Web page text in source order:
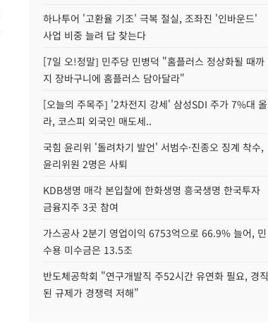
하나투어 '고환율 기조' 극복 절실, 조좌진 '인바운드'
사업 비중 늘려 답 찾는다
[7일 오!정말] 민주당 민병덕 "홈플러스 정상화될 때까
지 장바구니에 홈플러스 담아달라"
[오늘의 주목주] '2차전지 강세' 삼성SDI 주가 7%대 올
라, 코스피 외국인 매도세..
국힘 윤리위 '돌려차기 발언' 서범수·진종오 징계 착수,
윤리위원 2명은 사퇴
KDB생명 매각 본입찰에 한화생명 흥국생명 한국투자
금융지주 3곳 참여
가스공사 2분기 영업이익 6753억으로 66.9% 늘어, 민
수용 미수금은 13.5조
반도체공학회 "연구개발직 주52시간 유연화 필요, 경직
된 규제가 경쟁력 저해"